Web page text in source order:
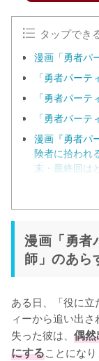
タップでき
漫画「勇者パ
「勇者パー
「勇者パー
「勇者パー
漫画『勇者パ
険者に拾われ
末・最終回は
漫画「勇者
師」のあら
ある日、「役に
ィーから追い出
失った彼は、 偶
にすることになり